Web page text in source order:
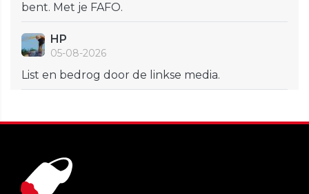
bent. Met je FAFO.
HP
05-08-2026
List en bedrog door de linkse media.